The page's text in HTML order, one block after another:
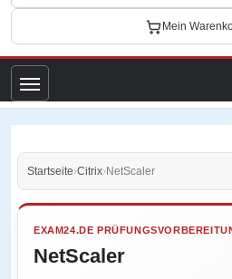
Mein
Startseite›Citrix›NetScaler
EXAM24.DE
NetScaler